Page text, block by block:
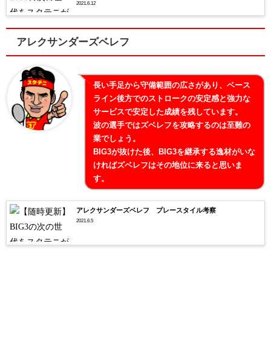
2021.6.12
アレクサンダーズベレフ
長い手足から守備範囲の広さがあり、ベース
ライン後方でのストロークの安定感と強力な
サービスで安定した成績を残しています。
波の選手ではズベレフを攻略するのは至難の
業でしょう。
BIG3が抜けた後、BIG3を継承する逸材がいな
ければズベレフはその地位に来ると思いま
す。
アレクサンダーズベレフ プレースタイル考察
2021.6.5